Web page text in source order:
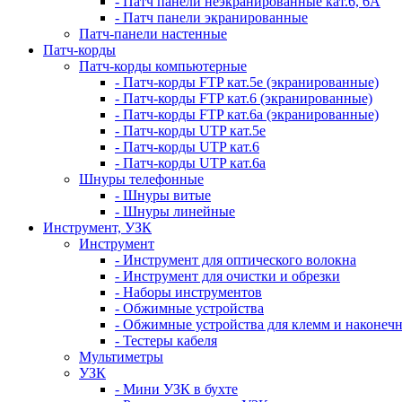
- Патч панели экранированные
Патч-панели настенные
Патч-корды
Патч-корды компьютерные
- Патч-корды FTP кат.5е (экранированные)
- Патч-корды FTP кат.6 (экранированные)
- Патч-корды FTP кат.6а (экранированные)
- Патч-корды UTP кат.5е
- Патч-корды UTP кат.6
- Патч-корды UTP кат.6а
Шнуры телефонные
- Шнуры витые
- Шнуры линейные
Инструмент, УЗК
Инструмент
- Инструмент для оптического волокна
- Инструмент для очистки и обрезки
- Наборы инструментов
- Обжимные устройства
- Обжимные устройства для клемм и
- Тестеры кабеля
Мультиметры
УЗК
- Мини УЗК в бухте